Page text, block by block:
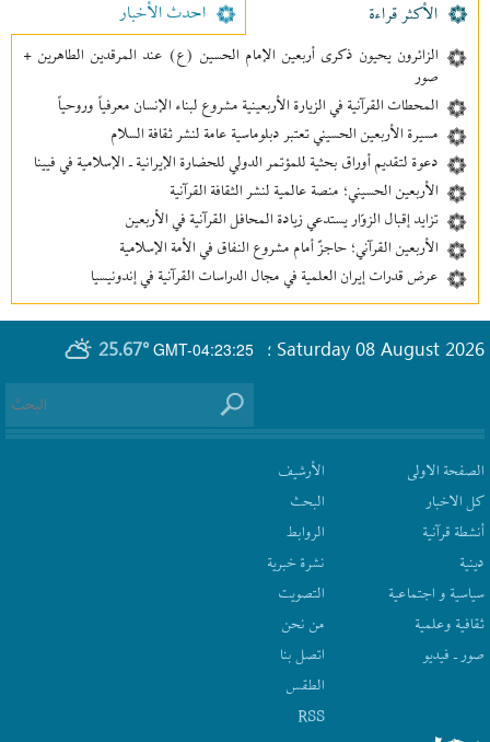
الأکثر قراءة احدث الأخبار
الزائرون يحيون ذكرى أربعين الإمام الحسين (ع) عند المرقدين الطاهرين +
صور
المحطات القرآنية في الزيارة الأربعينية مشروع لبناء الإنسان معرفیاً وروحياً
مسيرة الأربعين الحسيني تعتبر دبلوماسية عامة لنشر ثقافة السلام
دعوة لتقديم أوراق بحثية للمؤتمر الدولي للحضارة الإيرانية ـ الإسلامية في فيينا
الأربعين الحسيني؛ منصة عالمية لنشر الثقافة القرآنية
تزايد إقبال الزوّار يستدعي زيادة المحافل القرآنية في الأربعين
الأربعين القرآني؛ حاجزٌ أمام مشروع النفاق في الأمة الإسلامية
عرض قدرات إيران العلمية في مجال الدراسات القرآنية في إندونيسيا
GMT-04:23:25
25.67° Saturday 08 August 2026 ؛
الصفحة الاولى
كل الاخبار
أنشطة قرآنیة
دينية
سیاسیة و اجتماعیة
ثقافیة وعلمیة
صور ـ فيديو
الأرشیف
البحث
الروابط
نشرة‌ خبریة
التصويت
من نحن
اتصل بنا
الطقس
RSS